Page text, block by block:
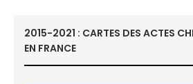
2015-2021 : CARTES DES ACTES
EN FRANCE